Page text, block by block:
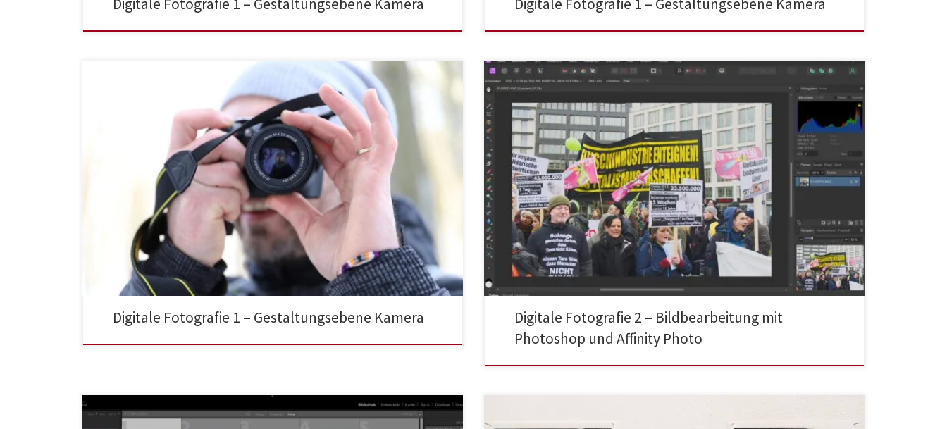
Digitale Fotografie 1 – Gestaltungsebene Kamera Digitale Fotografie 1 – Gestaltungsebene Kamera
Digitale Fotografie 1 – Gestaltungsebene Kamera
Digitale Fotografie 2 – Bildbearbeitung mit
Photoshop und Affinity Photo